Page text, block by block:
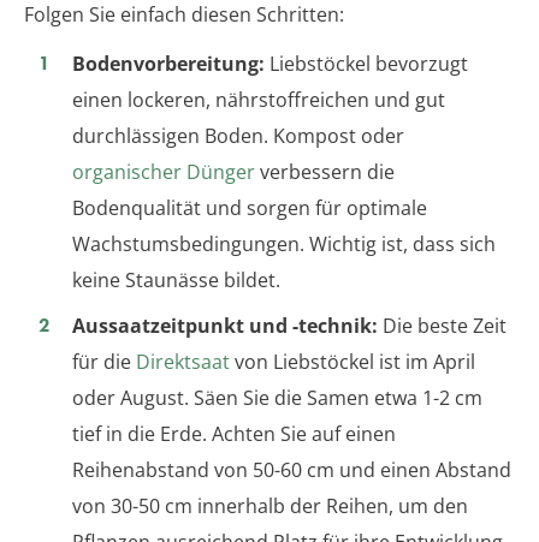
Folgen Sie einfach diesen Schritten:
Bodenvorbereitung: Liebstöckel bevorzugt
einen lockeren, nährstoffreichen und gut
durchlässigen Boden. Kompost oder
organischer Düngerverbessern die
Bodenqualität und sorgen für optimale
Wachstumsbedingungen. Wichtig ist, dass sich
keine Staunässe bildet.
Aussaatzeitpunkt und -technik: Die beste Zeit
für die Direktsaatvon Liebstöckel ist im April
oder August. Säen Sie die Samen etwa 1-2 cm
tief in die Erde. Achten Sie auf einen
Reihenabstand von 50-60 cm und einen Abstand
von 30-50 cm innerhalb der Reihen, um den